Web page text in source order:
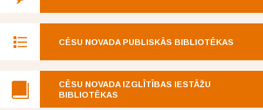
CĒSU NOVADA PUBLISKĀS BIBLIOTĒKAS
CĒSU NOVADA IZGLĪTĪBAS IESTĀŽU
BIBLIOTĒKAS